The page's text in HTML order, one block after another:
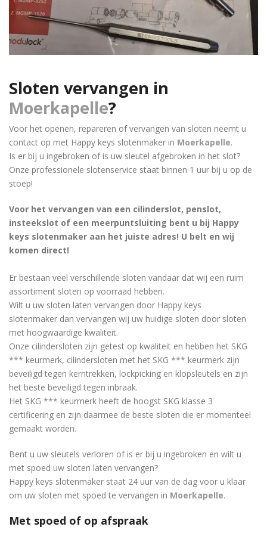
Sloten vervangen in
Moerkapelle?
Voor het openen, repareren of vervangen van sloten neemt u
contact op met Happy keys slotenmaker in Moerkapelle.
Is er bij u ingebroken of is uw sleutel afgebroken in het slot?
Onze professionele slotenservice staat binnen 1 uur bij u op de
stoep!
Voor het vervangen van een cilinderslot, penslot,
insteekslot of een meerpuntsluiting bent u bij Happy
keys slotenmaker aan het juiste adres! U belt en wij
komen direct!
Er bestaan ​​veel verschillende sloten vandaar dat wij een ruim
assortiment sloten op voorraad hebben.
Wilt u uw sloten laten vervangen door Happy keys
slotenmaker dan vervangen wij uw huidige sloten door sloten
met hoogwaardige kwaliteit.
Onze cilindersloten zijn getest op kwaliteit en hebben het SKG
*** keurmerk, cilindersloten met het SKG *** keurmerk zijn
beveiligd tegen kerntrekken, lockpicking en klopsleutels en zijn
het beste beveiligd tegen inbraak.
Het SKG *** keurmerk heeft de hoogst SKG klasse 3
certificering en zijn daarmee de beste sloten die er momenteel
gemaakt worden.
Bent u uw sleutels verloren of is er bij u ingebroken en wilt u
met spoed uw sloten laten vervangen?
Happy keys slotenmaker staat 24 uur van de dag voor u klaar
om uw sloten met spoed te vervangen in Moerkapelle.
Met spoed of op afspraak